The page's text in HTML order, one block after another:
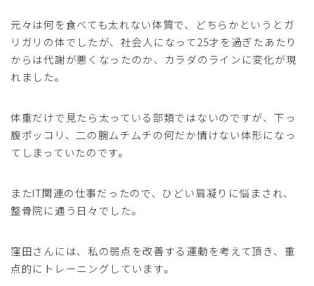
元々は何を食べても太れない体質で、どちらかというとガ
リガリの体でしたが、社会人になって25才を過ぎたあたり
からは代謝が悪くなったのか、カラダのラインに変化が現
れました。
体重だけで見たら太っている部類ではないのですが、下っ
腹ポッコリ、二の腕ムチムチの何だか情けない体形になっ
てしまっていたのです。
またIT関連の仕事だったので、ひどい肩凝りに悩まされ、
整骨院に通う日々でした。
窪田さんには、私の弱点を改善する運動を考えて頂き、重
点的にトレーニングしています。